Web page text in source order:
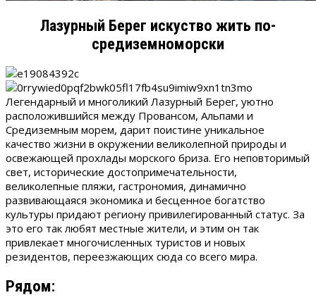
Лазурный Берег искуство жить по-
средиземноморски
Легендарный и многоликий Лазурный Берег, уютно
расположившийся между Провансом, Альпами и
Средиземным морем, дарит поистине уникальное
качество жизни в окружении великолепной природы и
освежающей прохлады морского бриза. Его неповторимый
свет, исторические достопримечательности,
великолепные пляжи, гастрономия, динамично
развивающаяся экономика и бесценное богатство
культуры придают региону привилегированный статус. За
это его так любят местные жители, и этим он так
привлекает многочисленных туристов и новых
резидентов, переезжающих сюда со всего мира.
Рядом: